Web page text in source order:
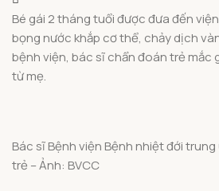
Bé gái 2 tháng tuổi được đưa đến
bọng nước khắp cơ thể, chảy dịch
bệnh viện, bác sĩ chẩn đoán trẻ mắc
từ mẹ.
Bác sĩ Bệnh viện Bệnh nhiệt đới
trẻ – Ảnh: BVCC